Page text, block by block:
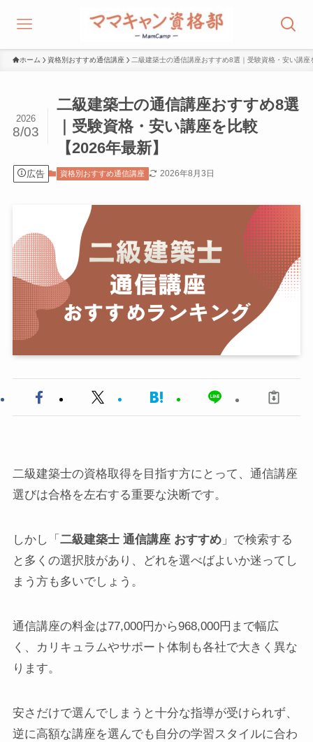
ホーム 資格別おすすめ通信講座 二級建築士の通信講座おすすめ8選｜受験資格・安い講
二級建築士の通信講座おすすめ8選
｜受験資格・安い講座を比較
【2026年最新】
2026
8/03
広告 資格別おすすめ通信講座 2026年8月3日
二級建築士の資格取得を目指す方にとって、通信講座
選びは合格を左右する重要な決断です。
しかし「 二級建築士 通信講座 おすすめ」で検索する
と多くの選択肢があり、どれを選べばよいか迷ってし
まう方も多いでしょう。
通信講座の料金は77,000円から968,000円まで幅広
く、カリキュラムやサポート体制も各社で大きく異な
ります。
安さだけで選んでしまうと十分な指導が受けられず、
逆に高額な講座を選んでも自分の学習スタイルに合わ